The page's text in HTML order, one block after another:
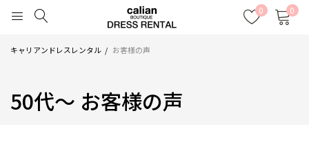
0 0
キャリアンドレスレンタル お客様の声
50代～ お客様の声